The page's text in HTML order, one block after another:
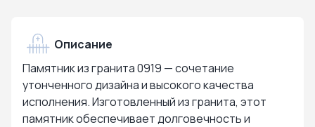
Описание
Памятник из гранита 0919 — сочетание
утонченного дизайна и высокого качества
исполнения. Изготовленный из гранита, этот
памятник обеспечивает долговечность и